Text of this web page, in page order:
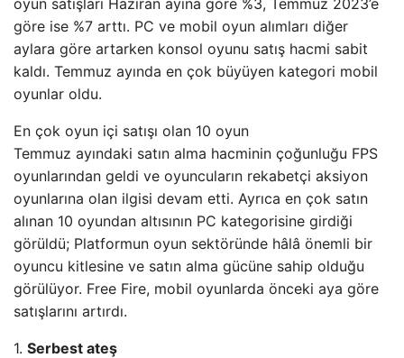
oyun satışları Haziran ayına göre %3, Temmuz 2023’e
göre ise %7 arttı. PC ve mobil oyun alımları diğer
aylara göre artarken konsol oyunu satış hacmi sabit
kaldı. Temmuz ayında en çok büyüyen kategori mobil
oyunlar oldu.
En çok oyun içi satışı olan 10 oyun
Temmuz ayındaki satın alma hacminin çoğunluğu FPS
oyunlarından geldi ve oyuncuların rekabetçi aksiyon
oyunlarına olan ilgisi devam etti. Ayrıca en çok satın
alınan 10 oyundan altısının PC kategorisine girdiği
görüldü; Platformun oyun sektöründe hâlâ önemli bir
oyuncu kitlesine ve satın alma gücüne sahip olduğu
görülüyor. Free Fire, mobil oyunlarda önceki aya göre
satışlarını artırdı.
1. Serbest ateş